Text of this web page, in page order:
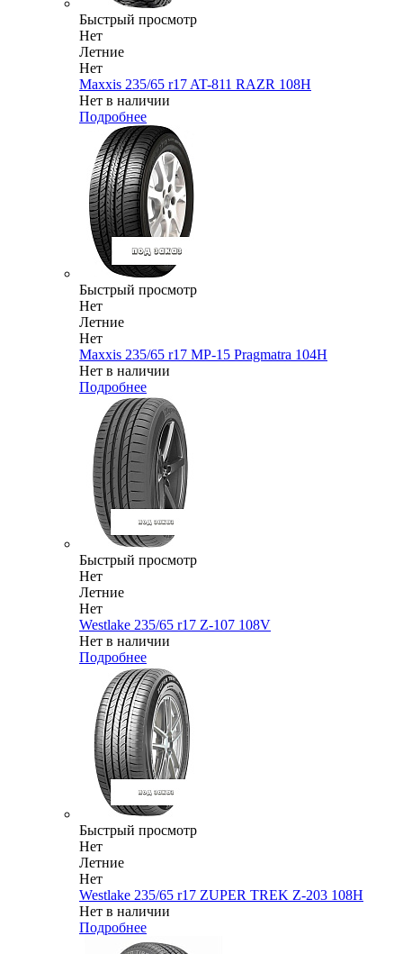
Быстрый просмотр
Нет
Летние
Нет
Maxxis 235/65 r17 AT-811 RAZR 108H
Нет в наличии
Подробнее
Быстрый просмотр
Нет
Летние
Нет
Maxxis 235/65 r17 MP-15 Pragmatra 104H
Нет в наличии
Подробнее
Быстрый просмотр
Нет
Летние
Нет
Westlake 235/65 r17 Z-107 108V
Нет в наличии
Подробнее
Быстрый просмотр
Нет
Летние
Нет
Westlake 235/65 r17 ZUPER TREK Z-203 108H
Нет в наличии
Подробнее